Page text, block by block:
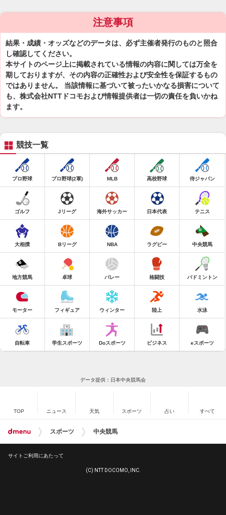
注意事項
結果・成績・オッズなどのデータは、必ず主催者発行のものと照合
し確認してください。
本サイトのページ上に掲載されている情報の内容に関しては万全を
期しておりますが、その内容の正確性および安全性を保証するもの
ではありません。 当該情報に基づいて被ったいかなる損害について
も、株式会社NTTドコモおよび情報提供者は一切の責任を負いかね
ます。
競技一覧
プロ野球 プロ野球(2軍) MLB 高校野球 侍ジャパン
ゴルフ Jリーグ 海外サッカー 日本代表 テニス
大相撲 Bリーグ NBA ラグビー 中央競馬
地方競馬 卓球 バレー 格闘技 バドミントン
モーター フィギュア ウィンター 陸上 水泳
自転車 学生スポーツ Doスポーツ ビジネス eスポーツ
データ提供：日本中央競馬会
TOP ニュース 天気 スポーツ 占い すべて
スポーツ 中央競馬
サイトご利用にあたって
(C) NTT DOCOMO, INC.